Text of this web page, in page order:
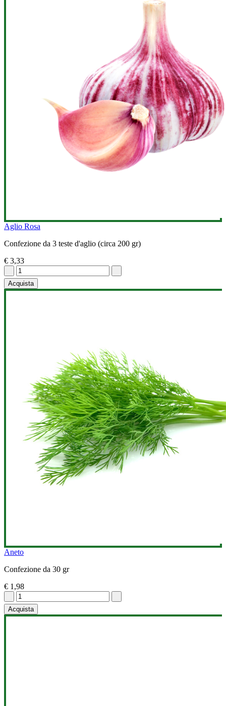
Aglio Rosa
Confezione da 3 teste d'aglio (circa 200 gr)
€ 3,33
Acquista
Aneto
Confezione da 30 gr
€ 1,98
Acquista